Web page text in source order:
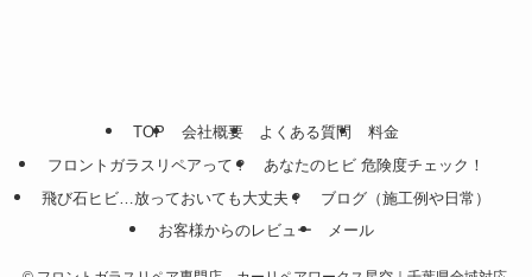
TOP 会社概要 よくある質問
料金
フロントガラスリペアって？
あなたのヒビ 危険度チェック！
飛び石ヒビ…放っておいても大丈夫？
ブログ（施工例や日常）
お客様からのレビュー
メール